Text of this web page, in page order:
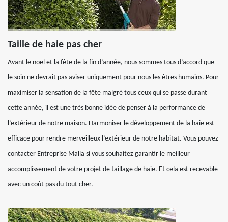
Taille de haie pas cher
Avant le noël et la fête de la fin d’année, nous sommes tous d’accord que
le soin ne devrait pas aviser uniquement pour nous les êtres humains. Pour
maximiser la sensation de la fête malgré tous ceux qui se passe durant
cette année, il est une très bonne idée de penser à la performance de
l’extérieur de notre maison. Harmoniser le développement de la haie est
efficace pour rendre merveilleux l’extérieur de notre habitat. Vous pouvez
contacter Entreprise Malla si vous souhaitez garantir le meilleur
accomplissement de votre projet de taillage de haie. Et cela est recevable
avec un coût pas du tout cher.